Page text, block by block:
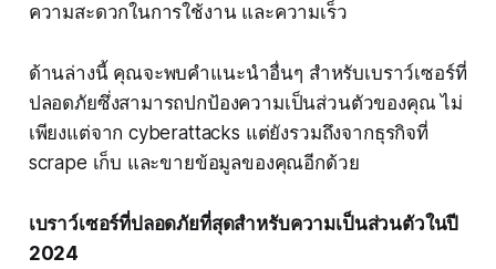
ความสะดวกในการใช้งาน และความเร็ว
ด้านล่างนี้ คุณจะพบคำแนะนำอื่นๆ สำหรับเบราว์เซอร์ที่
ปลอดภัยซึ่งสามารถปกป้องความเป็นส่วนตัวของคุณ ไม่
เพียงแต่จาก cyberattacks แต่ยังรวมถึงจากธุรกิจที่
scrape เก็บ และขายข้อมูลของคุณอีกด้วย
เบราว์เซอร์ที่ปลอดภัยที่สุดสำหรับความเป็นส่วนตัวในปี
2024